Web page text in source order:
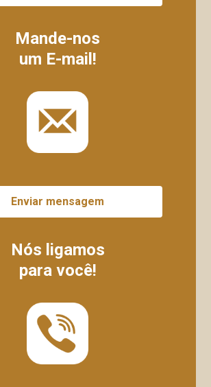
Mande-nos
um E-mail!
Enviar mensagem
Nós ligamos
para você!